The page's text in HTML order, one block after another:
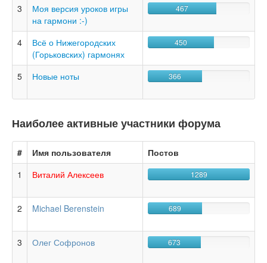
3
Моя версия уроков игры
на гармони :-)
467
4
Всё о Нижегородских
(Горьковских) гармонях
450
5 Новые ноты 366
Наиболее активные участники форума
# Имя пользователя
Постов
1
Виталий Алексеев 1289
2 Michael Berenstein 689
3 Олег Софронов 673